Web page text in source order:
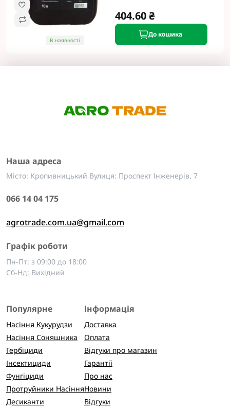
В наявності
404.60 ₴
До кошика
Наша адреса
Місто: Кропивницький Вулиця: Проспект Інженерів, 7
066 14 04 175
agrotrade.com.ua@gmail.com
Графік роботи
Пн-Пт: з 09:00 до 18:00
Сб-Нд: Вихідний
Популярне
Насіння Кукурудзи
Насіння Соняшника
Гербіциди
Інсектициди
Фунгіциди
Протруйники Насіння
Десиканти
Інформація
Доставка
Оплата
Відгуки про магазин
Гарантії
Про нас
Новини
Відгуки